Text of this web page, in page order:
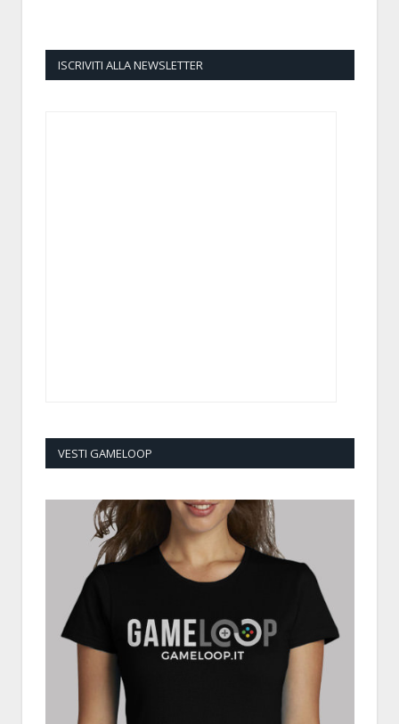
ISCRIVITI ALLA NEWSLETTER
VESTI GAMELOOP